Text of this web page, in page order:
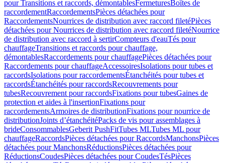
pour Transitions et raccords, démontablesFermeturesBoîtes de
raccordementRaccordementsPièces détachées pour
RaccordementsNourrices de distribution avec raccord filetéPièces
détachées pour Nourrices de distribution avec raccord filetéNourrice
de distribution avec raccord à sertirCompteurs d'eauTés pour
chauffageTransitions et raccords pour chauffage,
démontablesRaccordements pour chauffagePièces détachées pour
Raccordements pour chauffageAccessoiresIsolations pour tubes et
raccordsIsolations pour raccordementsÉtanchéités pour tubes et
raccordsÉtanchéités pour raccordsRecouvrements pour
tubesRecouvrement pour raccordsFixations pour tubesGaines de
protection et aides à l'insertionFixations pour
raccordementsArmoires de distributionFixations pour nourrice de
distributionJoints d’étanchéitéPacks de vis pour assemblages à
brideConsommablesGeberit PushFitTubes MLTubes ML pour
chauffageRaccordsPièces détachées pour RaccordsManchonsPièces
détachées pour ManchonsRéductionsPièces détachées pour
RéductionsCoudesPièces détachées pour CoudesTésPièces